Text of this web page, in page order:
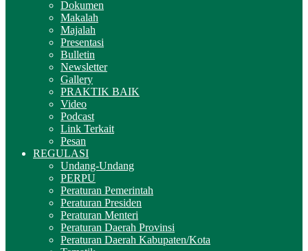
Dokumen
Makalah
Majalah
Presentasi
Bulletin
Newsletter
Gallery
PRAKTIK BAIK
Video
Podcast
Link Terkait
Pesan
REGULASI
Undang-Undang
PERPU
Peraturan Pemerintah
Peraturan Presiden
Peraturan Menteri
Peraturan Daerah Provinsi
Peraturan Daerah Kabupaten/Kota